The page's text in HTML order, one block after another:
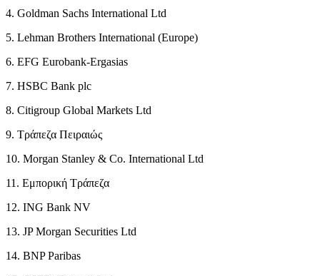
4. Goldman Sachs International Ltd
5. Lehman Brothers International (Europe)
6. EFG Eurobank-Ergasias
7. HSBC Bank plc
8. Citigroup Global Markets Ltd
9. Τράπεζα Πειραιώς
10. Morgan Stanley & Co. International Ltd
11. Εμπορική Τράπεζα
12. ING Bank NV
13. JP Morgan Securities Ltd
14. BNP Paribas